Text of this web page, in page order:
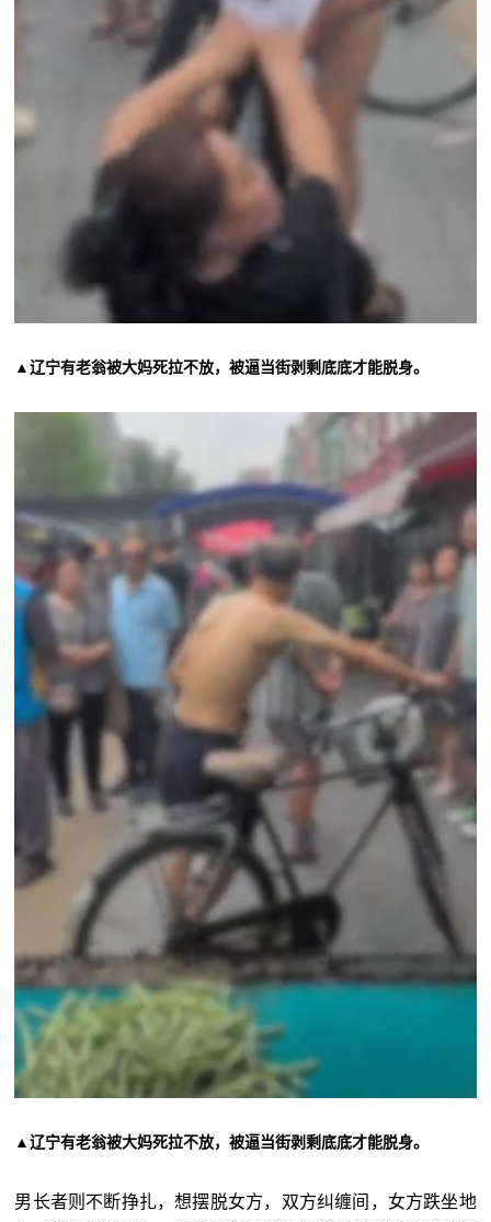
▲辽宁有老翁被大妈死拉不放，被逼当街剥剩底底才能脱身。
▲辽宁有老翁被大妈死拉不放，被逼当街剥剩底底才能脱身。
男长者则不断挣扎，想摆脱女方，双方纠缠间，女方跌坐地